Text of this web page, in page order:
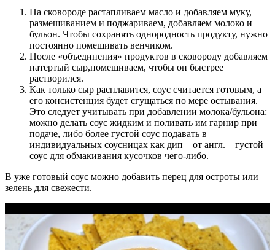
На сковороде растапливаем масло и добавляем муку,
размешиванием и поджариваем, добавляем молоко и
бульон. Чтобы сохранять однородность продукту, нужно
постоянно помешивать венчиком.
После «объединения» продуктов в сковороду добавляем
натертый сыр,помешиваем, чтобы он быстрее
растворился.
Как только сыр расплавится, соус считается готовым, а
его консистенция будет сгущаться по мере остывания.
Это следует учитывать при добавлении молока/бульона:
можно делать соус жидким и поливать им гарнир при
подаче, либо более густой соус подавать в
индивидуальных соусницах как дип – от англ. – густой
соус для обмакивания кусочков чего-либо.
В уже готовый соус можно добавить перец для остроты или
зелень для свежести.